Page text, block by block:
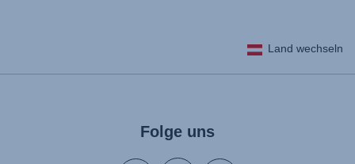
Land wechseln
Folge uns